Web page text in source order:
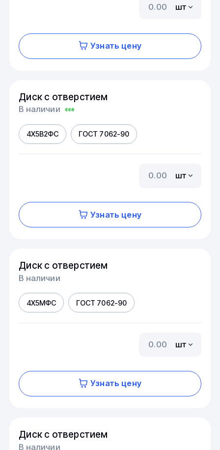
шт
Узнать цену
Диск с отверстием
В наличии
4Х5В2ФС ГОСТ 7062-90
шт
Узнать цену
Диск с отверстием
В наличии
4Х5МФС ГОСТ 7062-90
шт
Узнать цену
Диск с отверстием
В наличии